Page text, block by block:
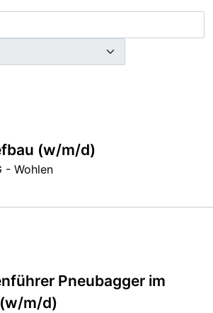
(w/m/d)
- Wohlen
Pneubagger im
m/d)